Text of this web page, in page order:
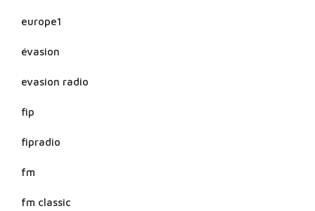
europe1
évasion
evasion radio
fip
fipradio
fm
fm classic